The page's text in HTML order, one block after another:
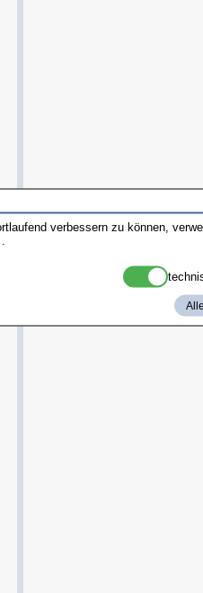
verbessern zu können,